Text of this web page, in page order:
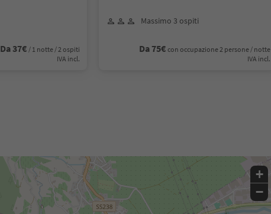
Da 37€ / 1 notte / 2 ospiti
IVA incl.
Massimo 3 ospiti
Da 75€ con occupazione 2 persone / notte
IVA incl.
+
−